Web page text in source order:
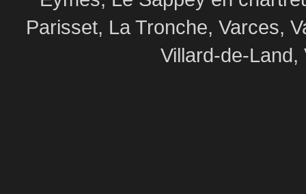
Parisset, La Tronche, Varces,
Villard-de-Land,